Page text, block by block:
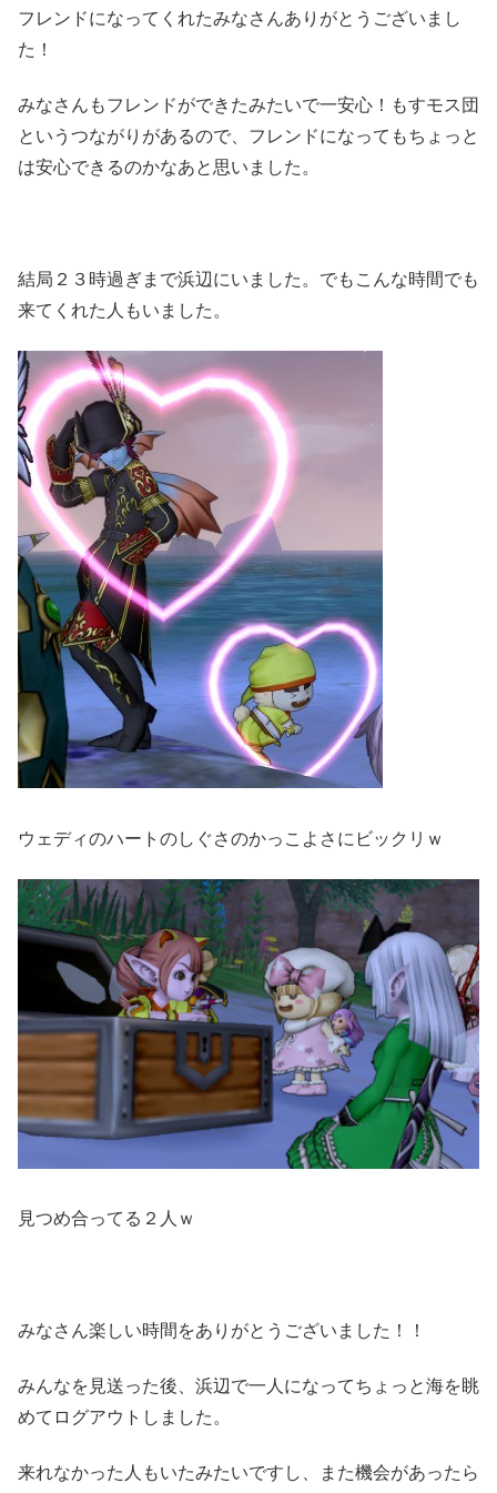
フレンドになってくれたみなさんありがとうございまし
た！
みなさんもフレンドができたみたいで一安心！もすモス団
というつながりがあるので、フレンドになってもちょっと
は安心できるのかなあと思いました。
結局２３時過ぎまで浜辺にいました。でもこんな時間でも
来てくれた人もいました。
ウェディのハートのしぐさのかっこよさにビックリｗ
見つめ合ってる２人ｗ
みなさん楽しい時間をありがとうございました！！
みんなを見送った後、浜辺で一人になってちょっと海を眺
めてログアウトしました。
来れなかった人もいたみたいですし、また機会があったら